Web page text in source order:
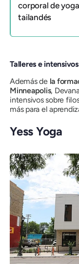
corporal de yoga
tailandés
Talleres e intensivos
Además de la
Minneapolis,
intensivos sobre
más para el
Yess Yoga